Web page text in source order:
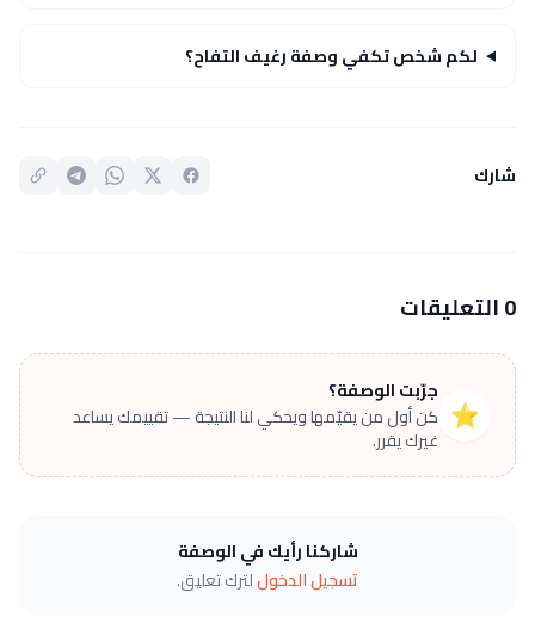
لكم شخص تكفي وصفة رغيف التفاح؟
شارك
0 التعليقات
⭐
جرّبت الوصفة؟
كن أول من يقيّمها ويحكي لنا النتيجة — تقييمك يساعد
غيرك يقرر.
شاركنا رأيك في الوصفة
تسجيل الدخوللترك تعليق.